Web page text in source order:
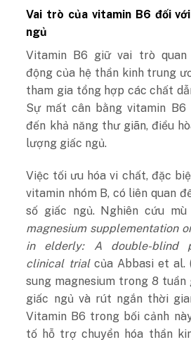
Vai trò của vitamin B6 đối
ngủ
Vitamin B6 giữ vai trò
động của hệ thần kinh trung
tham gia tổng hợp các chất
Sự mất cân bằng vitamin B6
đến khả năng thư giãn, điều
lượng giấc ngủ.
Việc tối ưu hóa vi chất, đặc
vitamin nhóm B, có liên quan
số giấc ngủ. Nghiên cứu mù
magnesium supplementation
in elderly: A double-blind
clinical trial của Abbasi et al.
sung magnesium trong 8 tuần
giấc ngủ và rút ngắn thời
Vitamin B6 trong bối cảnh
tố hỗ trợ chuyển hóa thần